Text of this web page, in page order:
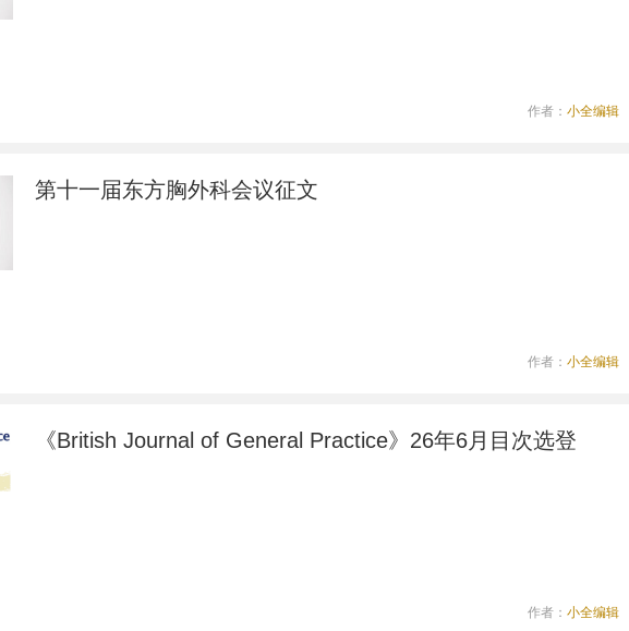
作者： 小全编辑
第十一届东方胸外科会议征文
作者： 小全编辑
《British Journal of General Practice》26年6月目次选登
作者： 小全编辑